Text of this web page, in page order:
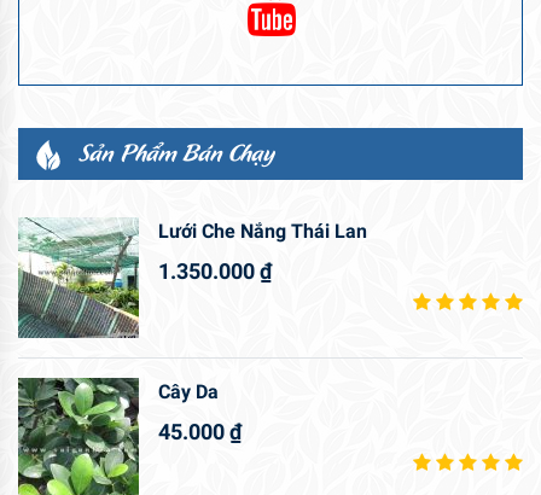
Sản Phẩm Bán Chạy
Lưới Che Nắng Thái Lan
1.350.000₫
Cây Da
45.000₫